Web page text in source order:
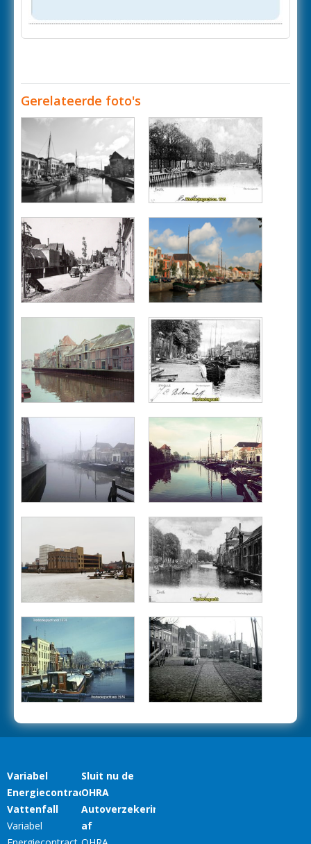
Gerelateerde foto's